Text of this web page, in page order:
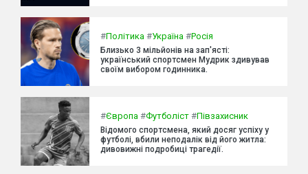
#Політика #Україна #Росія
Близько 3 мільйонів на зап'ясті:
український спортсмен Мудрик здивував
своїм вибором годинника.
#Європа #Футболіст #Півзахисник
Відомого спортсмена, який досяг успіху у
футболі, вбили неподалік від його житла:
дивовижні подробиці трагедії.